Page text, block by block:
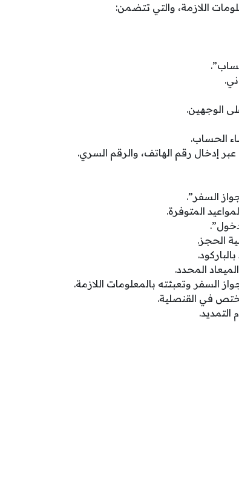
اللازمة، والتي تتضمن:
الوجهين.
الحساب.
إدخال رقم الهاتف، والرقم السري.
السفر”.
المتوفرة.
الحجز.
المحدد.
السفر وتعبئته بالمعلومات اللازمة.
في القنصلية.
التمديد.